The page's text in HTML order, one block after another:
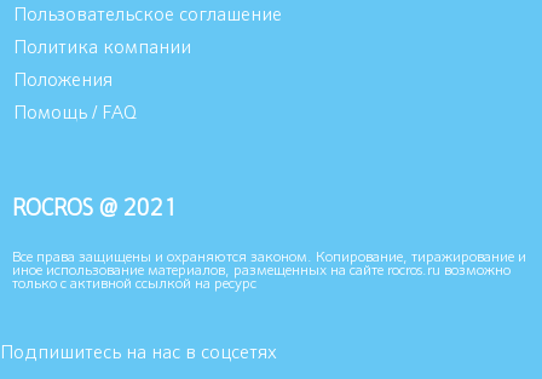
Пользовательское соглашение
Политика компании
Положения
Помощь / FAQ
ROCROS @ 2021
Все права защищены и охраняются законом. Копирование, тиражирование и
иное использование материалов, размещенных на сайте rocros.ru возможно
только с активной ссылкой на ресурс
Подпишитесь на нас в соцсетях